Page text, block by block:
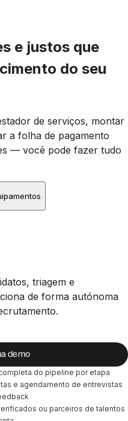
e justos que
do seu
de serviços, montar
a folha de pagamento
— você pode fazer tudo
triagem e
de forma autónoma
demo
do pipeline por etapa
e agendamento de entrevistas
ou parceiros de talentos